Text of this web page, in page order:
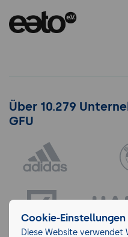
Über 10.279
GFU
Cookie-Einstellungen
Diese Website verwendet